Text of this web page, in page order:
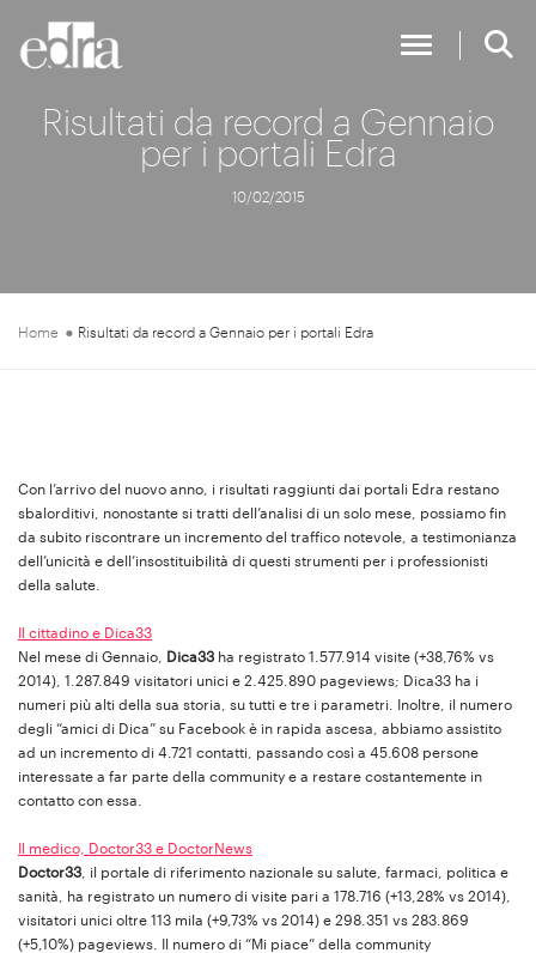
Toggle
Risultati da record a Gennaio
per i portali Edra
10/02/2015
Home Risultati da record a Gennaio per i portali Edra
Con l’arrivo del nuovo anno, i risultati raggiunti dai portali Edra restano
sbalorditivi, nonostante si tratti dell’analisi di un solo mese, possiamo fin
da subito riscontrare un incremento del traffico notevole, a testimonianza
dell’unicità e dell’insostituibilità di questi strumenti per i professionisti
della salute.
Il cittadino e Dica33
Nel mese di Gennaio,
Dica33 ha registrato 1.577.914 visite (+38,76% vs
2014), 1.287.849 visitatori unici e 2.425.890 pageviews; Dica33 ha i
numeri più alti della sua storia, su tutti e tre i parametri. Inoltre, il numero
degli “amici di Dica” su Facebook è in rapida ascesa, abbiamo assistito
ad un incremento di 4.721 contatti, passando così a 45.608 persone
interessate a far parte della community e a restare costantemente in
contatto con essa.
Il medico, Doctor33 e DoctorNews
Doctor33 , il portale di riferimento nazionale su salute, farmaci, politica e
sanità, ha registrato un numero di visite pari a 178.716 (+13,28% vs 2014),
visitatori unici oltre 113 mila (+9,73% vs 2014) e 298.351 vs 283.869
(+5,10%) pageviews. Il numero di “Mi piace” della community